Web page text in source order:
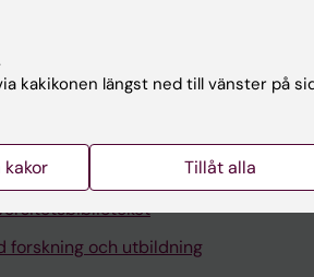
och besök KI
forskning och utbildning
kakikonen längst ned till vänster på
Tillåt alla